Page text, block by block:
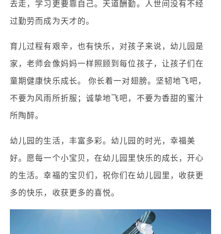
去走，学习更要靠自己。天道酬勤。人世间没有不经
过勤劳而成为天才的。
育儿过程有艰辛，也有快乐，对孩子来说，幼儿园是
家，老师会像妈妈一样照顾到每位孩子，让孩子们在
童期健康快乐成长。 你长着一对翅膀。坚韧地飞吧，
不要为风雨所折服；诚挚地飞吧，不要为香甜的蜜汁
所陶醉。
幼儿园的生活，丰富多彩。幼儿园的时光，幸福美
好。愿每一个小宝贝，在幼儿园里快乐的成长，开心
的生活。幸福的宝贝们，祝你们在幼儿园里，收获更
多的快乐，收获更多的喜悦。